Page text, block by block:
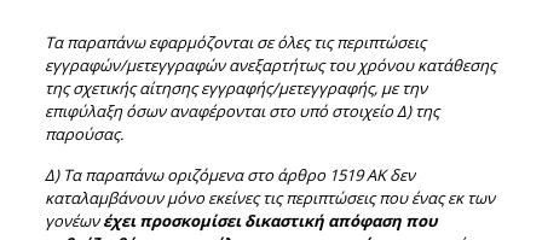
Τα παραπάνω εφαρμόζονται σε όλες τις περιπτώσεις
εγγραφών/μετεγγραφών ανεξαρτήτως του χρόνου κατάθεσης
της σχετικής αίτησης εγγραφής/μετεγγραφής, με την
επιφύλαξη όσων αναφέρονται στο υπό στοιχείο Δ) της
παρούσας.
Δ) Τα παραπάνω οριζόμενα στο άρθρο 1519 ΑΚ δεν
καταλαμβάνουν μόνο εκείνες τις περιπτώσεις που ένας εκ των
γονέωνέχει προσκομίσει δικαστική απόφαση που